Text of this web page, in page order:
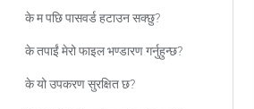
के म पछि पासवर्ड हटाउन सक्छु?
के तपाईं मेरो फाइल भण्डारण गर्नुहुन्छ?
के यो उपकरण सुरक्षित छ?